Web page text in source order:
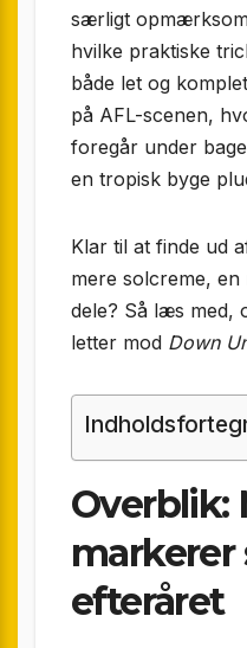
særligt
hvilke praktiske
både let og
på AFL-scenen,
foregår under
en tropisk byge
Klar til at finde ud
mere solcreme, en
dele? Så læs med,
letter mod Down
Overblik:
markerer
efteråret